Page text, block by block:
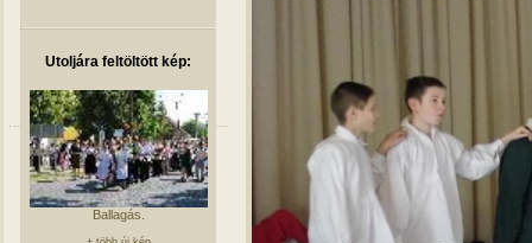
Utoljára feltöltött kép:
Ballagás.